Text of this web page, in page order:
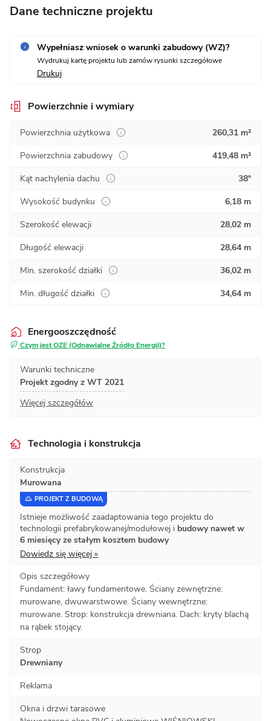
Dane techniczne projektu
Wypełniasz wniosek o warunki zabudowy (WZ)?
Wydrukuj kartę projektu lub zamów rysunki szczegółowe
Drukuj
Powierzchnie i wymiary
Powierzchnia użytkowa
260,31 m²
Powierzchnia zabudowy
419,48 m²
Kąt nachylenia dachu
38°
Wysokość budynku
6,18 m
Szerokość elewacji
28,02 m
Długość elewacji
28,64 m
Min. szerokość działki
36,02 m
Min. długość działki
34,64 m
Energooszczędność
Czym jest OZE (Odnawialne Źródło Energii)?
Warunki techniczne
Projekt zgodny z WT 2021
Więcej szczegółów
Technologia i konstrukcja
Konstrukcja
Murowana
PROJEKT Z BUDOWĄ
Istnieje możliwość zaadaptowania tego projektu do
technologii prefabrykowanej/modułowej i budowy nawet w
6 miesięcy ze stałym kosztem budowy
Dowiedz się więcej »
Opis szczegółowy
Fundament: ławy fundamentowe. Ściany zewnętrzne:
murowane, dwuwarstwowe. Ściany wewnętrzne:
murowane. Strop: konstrukcja drewniana. Dach: kryty blachą
na rąbek stojący.
Strop
Drewniany
Reklama
Okna i drzwi tarasowe